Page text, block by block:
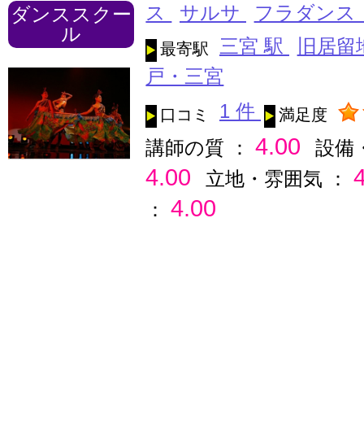
ダンススクー
ル
ス
サルサ フラダン
最寄駅 三宮 駅
旧居
戸・三宮
口コミ 1 件 満足度
講師の質 ：4.00 設備
4.00 立地・雰囲気 ：
：4.00